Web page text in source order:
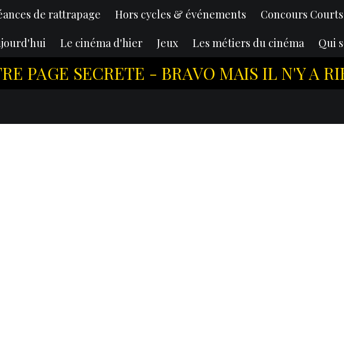
de rattrapage Hors cycles & événements
Concours
Le cinéma d'hier Jeux Les métiers du cinéma Qui
PAGE SECRETE - BRAVO MAIS IL N'Y A